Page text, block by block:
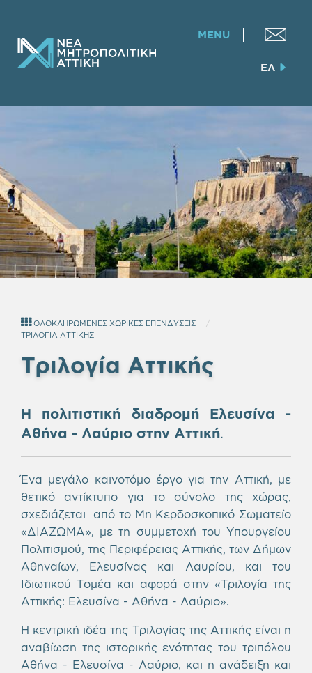
MENU
ΕΛ
ΟΛΟΚΛΗΡΩΜΕΝΕΣ ΧΩΡΙΚΕΣ ΕΠΕΝΔΥΣΕΙΣ
ΤΡΙΛΟΓΙΑ ΑΤΤΙΚΗΣ
Τριλογία Αττικής
Η πολιτιστική διαδρομή Ελευσίνα -
Αθήνα - Λαύριο στην Αττική.
Ένα μεγάλο καινοτόμο έργο για την Αττική, με
θετικό αντίκτυπο για το σύνολο της χώρας,
σχεδιάζεται από το Μη Κερδοσκοπικό Σωματείο
«ΔΙΑΖΩΜΑ», με τη συμμετοχή του Υπουργείου
Πολιτισμού, της Περιφέρειας Αττικής, των Δήμων
Αθηναίων, Ελευσίνας και Λαυρίου, και του
Ιδιωτικού Τομέα και αφορά στην «Τριλογία της
Αττικής: Ελευσίνα - Αθήνα - Λαύριο».
Η κεντρική ιδέα της Τριλογίας της Αττικής είναι η
αναβίωση της ιστορικής ενότητας του τριπόλου
Αθήνα - Ελευσίνα - Λαύριο, και η ανάδειξη και